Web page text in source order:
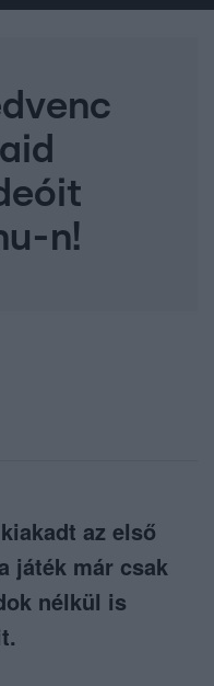
n!
az első
játék már csak
nélkül is